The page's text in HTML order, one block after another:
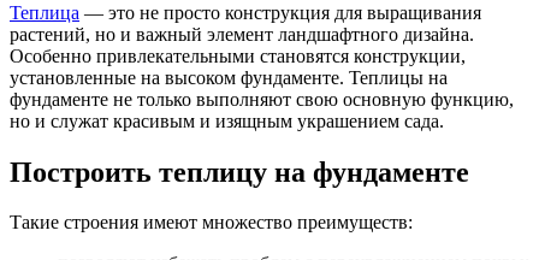
Теплица — это не просто конструкция для выращивания
растений, но и важный элемент ландшафтного дизайна.
Особенно привлекательными становятся конструкции,
установленные на высоком фундаменте. Теплицы на
фундаменте не только выполняют свою основную функцию,
но и служат красивым и изящным украшением сада.
Построить теплицу на фундаменте
Такие строения имеют множество преимуществ: